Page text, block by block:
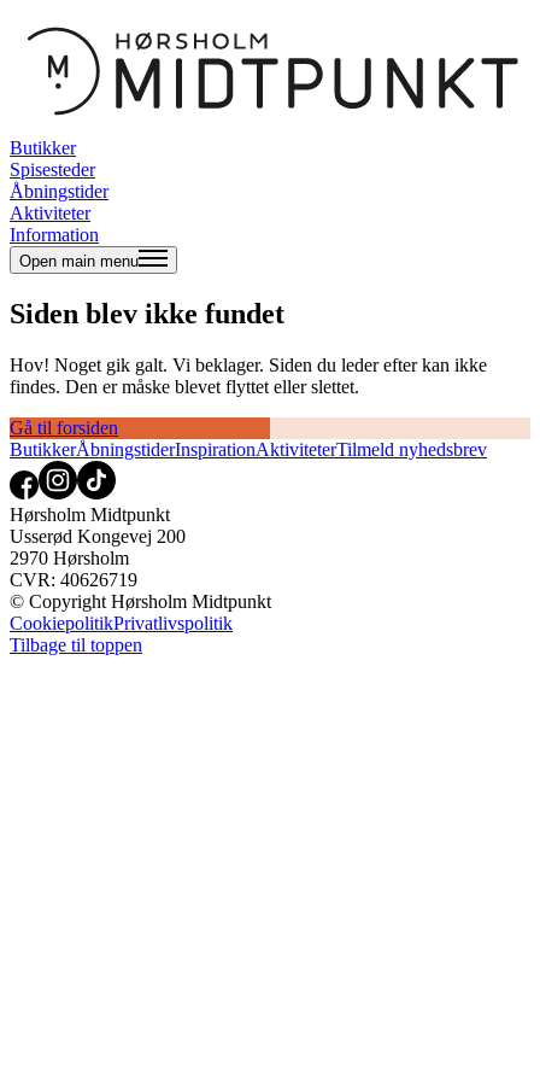
Butikker
Spisesteder
Åbningstider
Aktiviteter
Information
Open main menu
Siden blev ikke fundet
Hov! Noget gik galt. Vi beklager. Siden du leder efter kan ikke
findes. Den er måske blevet flyttet eller slettet.
Gå til forsiden
ButikkerÅbningstiderInspirationAktiviteterTilmeld nyhedsbrev
Hørsholm Midtpunkt
Usserød Kongevej 200
2970 Hørsholm
CVR: 40626719
© Copyright Hørsholm Midtpunkt
CookiepolitikPrivatlivspolitik
Tilbage til toppen